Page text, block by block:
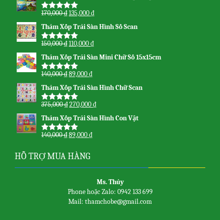
Được xếp
sao
170,000₫135,000₫
Thảm Xốp Trải Sàn Hình Số Scan
Được xếp
sao
150,000₫110,000₫
Thảm Xốp Trải Sàn Mini Chữ Số 15x15cm
Được xếp
sao
140,000₫89,000₫
Thảm Xốp Trải Sàn Hình Chữ Scan
Được xếp
sao
375,000₫270,000₫
Thảm Xốp Trải Sàn Hình Con Vật
Được xếp
140,000₫89,000₫
HỖ TRỢ MUA HÀNG
Ms. Thủy
Phone hoặc Zalo: 0942 133 699
Mail: thamchobe@gmail.com